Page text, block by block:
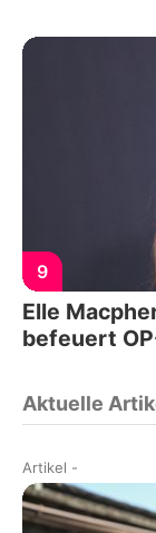
9
Elle
befeuert
Aktuelle
Artikel -